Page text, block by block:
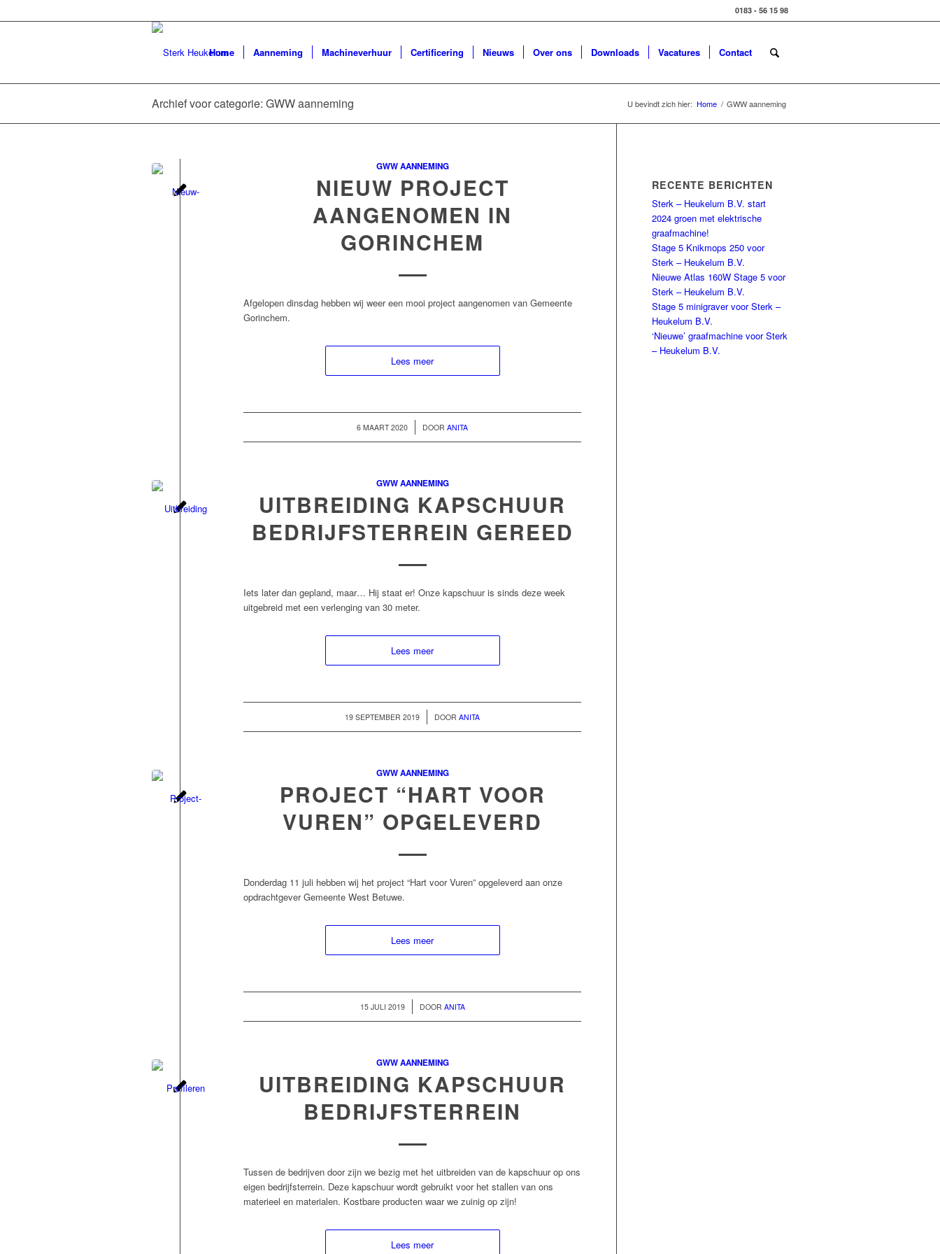
0183 - 56 15 98
Home Aanneming Machineverhuur Certificering Nieuws Over ons Downloads Vacatures Contact
Archief voor categorie: GWW aanneming U bevindt zich hier: Home / GWW aanneming
GWW AANNEMING
NIEUW PROJECT
AANGENOMEN IN
GORINCHEM
Afgelopen dinsdag hebben wij weer een mooi project aangenomen van Gemeente
Gorinchem.
Lees meer
6 MAART 2020
/ DOORANITA
GWW AANNEMING
UITBREIDING KAPSCHUUR
BEDRIJFSTERREIN GEREED
Iets later dan gepland, maar… Hij staat er! Onze kapschuur is sinds deze week
uitgebreid met een verlenging van 30 meter.
Lees meer
19 SEPTEMBER 2019
/ DOORANITA
GWW AANNEMING
PROJECT “HART VOOR
VUREN” OPGELEVERD
Donderdag 11 juli hebben wij het project “Hart voor Vuren” opgeleverd aan onze
opdrachtgever Gemeente West Betuwe.
Lees meer
15 JULI 2019
/ DOOR ANITA
GWW AANNEMING
UITBREIDING KAPSCHUUR
BEDRIJFSTERREIN
Tussen de bedrijven door zijn we bezig met het uitbreiden van de kapschuur op ons
eigen bedrijfsterrein. Deze kapschuur wordt gebruikt voor het stallen van ons
materieel en materialen. Kostbare producten waar we zuinig op zijn!
Lees meer
RECENTE BERICHTEN
Sterk – Heukelum B.V. start
2024 groen met elektrische
graafmachine!
Stage 5 Knikmops 250 voor
Sterk – Heukelum B.V.
Nieuwe Atlas 160W Stage 5 voor
Sterk – Heukelum B.V.
Stage 5 minigraver voor Sterk –
Heukelum B.V.
‘Nieuwe’ graafmachine voor Sterk
– Heukelum B.V.